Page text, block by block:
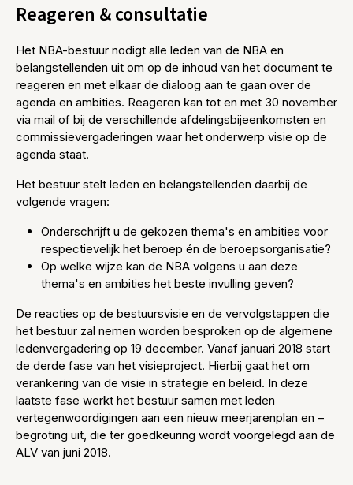
Reageren & consultatie
Het NBA-bestuur nodigt alle leden van de NBA en
belangstellenden uit om op de inhoud van het document te
reageren en met elkaar de dialoog aan te gaan over de
agenda en ambities. Reageren kan tot en met 30 november
via mail of bij de verschillende afdelingsbijeenkomsten en
commissievergaderingen waar het onderwerp visie op de
agenda staat.
Het bestuur stelt leden en belangstellenden daarbij de
volgende vragen:
Onderschrijft u de gekozen thema's en ambities voor
respectievelijk het beroep én de beroepsorganisatie?
Op welke wijze kan de NBA volgens u aan deze
thema's en ambities het beste invulling geven?
De reacties op de bestuursvisie en de vervolgstappen die
het bestuur zal nemen worden besproken op de algemene
ledenvergadering op 19 december. Vanaf januari 2018 start
de derde fase van het visieproject. Hierbij gaat het om
verankering van de visie in strategie en beleid. In deze
laatste fase werkt het bestuur samen met leden
vertegenwoordigingen aan een nieuw meerjarenplan en –
begroting uit, die ter goedkeuring wordt voorgelegd aan de
ALV van juni 2018.